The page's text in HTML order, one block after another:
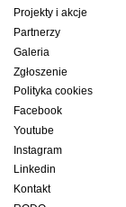
Projekty i akcje
Partnerzy
Galeria
Zgłoszenie
Polityka cookies
Facebook
Youtube
Instagram
Linkedin
Kontakt